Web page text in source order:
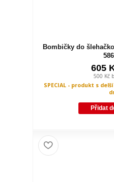
Bombičky do
605
500 Kč
SPECIAL - produkt s
Přidat